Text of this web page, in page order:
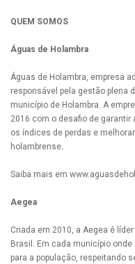
QUEM SOMOS
Águas de Holambra
Águas de Holambra, empresa
responsável pela gestão plena
município de Holambra. A
2016 com o desafio de
os índices de perdas e
holambrense.
Saiba mais em
Aegea
Criada em 2010, a Aegea é
Brasil. Em cada município
para a população, respeitando